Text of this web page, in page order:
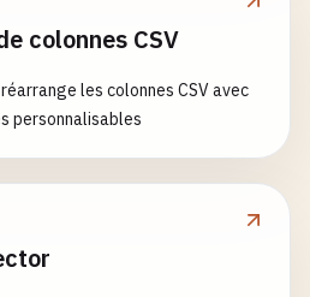
colonnes CSV
les colonnes CSV avec
personnalisables